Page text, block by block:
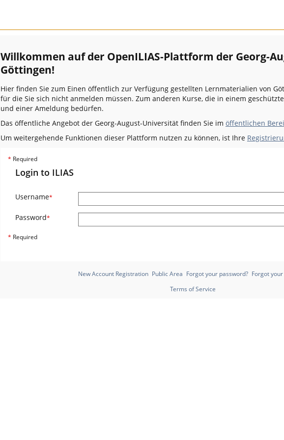
Willkommen auf der OpenILIAS-Plattform der Georg-
Göttingen!
Hier finden Sie zum Einen öffentlich zur Verfügung gestellten Lernmaterialien von
für die Sie sich nicht anmelden müssen. Zum anderen Kurse, die in einem
und einer Ameldung bedürfen.
Das öffentliche Angebot der Georg-August-Universität finden Sie im öffentlichen
Um weitergehende Funktionen dieser Plattform nutzen zu können, ist Ihre
* Required
Login to ILIAS
Username*
Password*
* Required
New Account Registration Public Area Forgot your password? Forgot
Terms of Service